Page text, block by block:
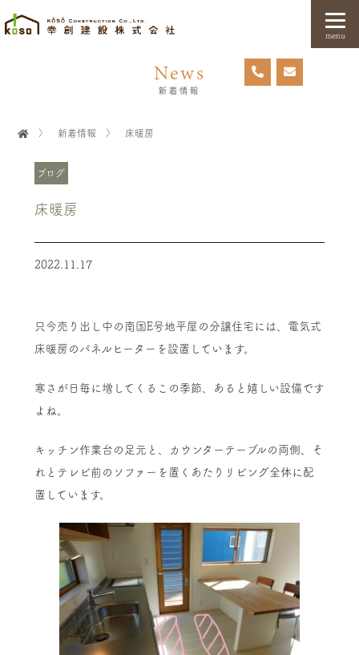
menu
News
新着情報
〉 新着情報 〉 床暖房
ブログ
床暖房
2022.11.17
只今売り出し中の南国E号地平屋の分譲住宅には、電気式
床暖房のパネルヒーターを設置しています。
寒さが日毎に増してくるこの季節、あると嬉しい設備です
よね。
キッチン作業台の足元と、カウンターテーブルの両側、そ
れとテレビ前のソファーを置くあたりリビング全体に配
置しています。